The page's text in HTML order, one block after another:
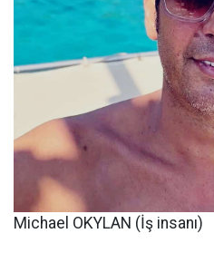
Michael OKYLAN (İş insanı)